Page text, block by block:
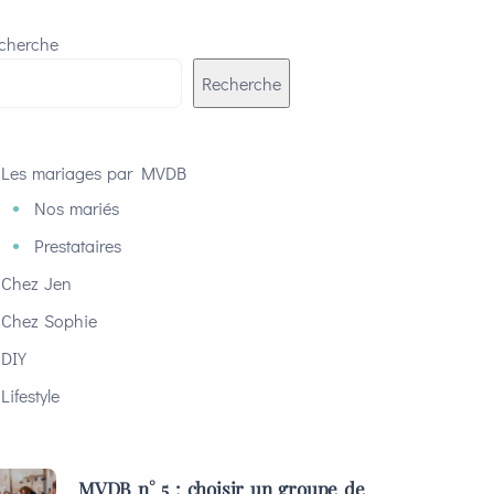
Recherche
Les mariages par MVDB
Nos mariés
Prestataires
Chez Jen
Chez Sophie
DIY
Lifestyle
MVDB n° 5 : choisir un groupe de